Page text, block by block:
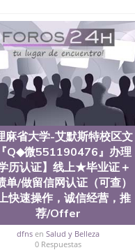
教育部认证,录取通知
、成绩单、文凭、学历
、文凭毕业证、毕业证
历认证、文凭认证学位
凭学历、加拿大文凭学
Jose State
毕业证（San Jose State
成绩单（ San Jose State
立大学文凭（San Jose
（San Jose State
Jose State University）
State University）文凭
State University）圣何
University）圣 塞州立
）圣何塞州立大学
塞州立大学（San Jose
麻省大学-艾默斯特校区文
Q◆微551190476』办理
学历认证】线上★毕业证＋
单/做留信网认证（可查）
快速操作，诚信经营，推
荐/Offer
dfns enSalud y Belleza
0 Respuestas